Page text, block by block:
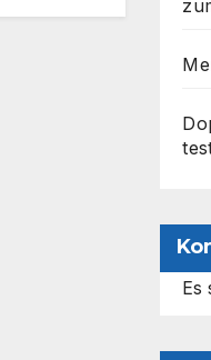
Es